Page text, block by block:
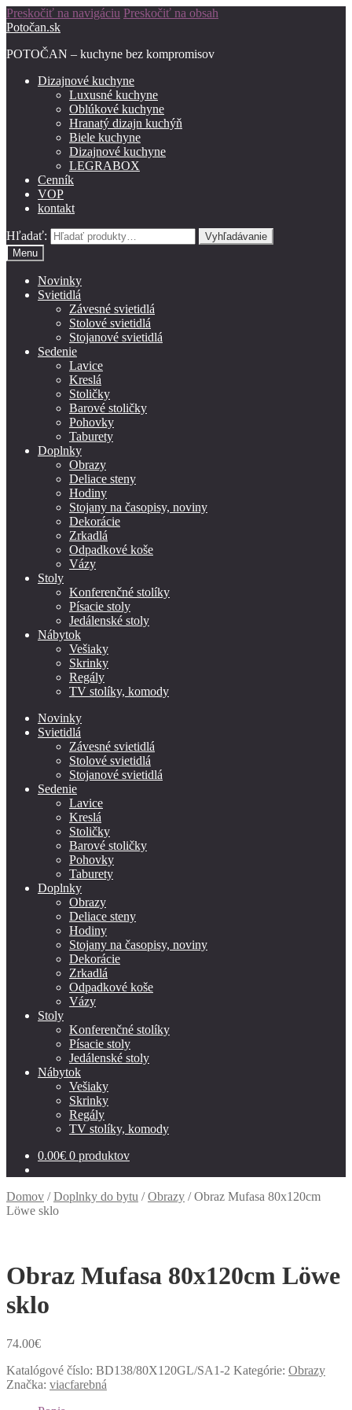
Preskočiť na navigáciu Preskočiť na obsah
Potočan.sk
POTOČAN – kuchyne bez kompromisov
Dizajnové kuchyne
Luxusné kuchyne
Oblúkové kuchyne
Hranatý dizajn kuchýň
Biele kuchyne
Dizajnové kuchyne
LEGRABOX
Cenník
VOP
kontakt
Hľadať:
Vyhľadávanie
Menu
Novinky
Svietidlá
Závesné svietidlá
Stolové svietidlá
Stojanové svietidlá
Sedenie
Lavice
Kreslá
Stoličky
Barové stoličky
Pohovky
Taburety
Doplnky
Obrazy
Deliace steny
Hodiny
Stojany na časopisy, noviny
Dekorácie
Zrkadlá
Odpadkové koše
Vázy
Stoly
Konferenčné stolíky
Písacie stoly
Jedálenské stoly
Nábytok
Vešiaky
Skrinky
Regály
TV stolíky, komody
Novinky
Svietidlá
Závesné svietidlá
Stolové svietidlá
Stojanové svietidlá
Sedenie
Lavice
Kreslá
Stoličky
Barové stoličky
Pohovky
Taburety
Doplnky
Obrazy
Deliace steny
Hodiny
Stojany na časopisy, noviny
Dekorácie
Zrkadlá
Odpadkové koše
Vázy
Stoly
Konferenčné stolíky
Písacie stoly
Jedálenské stoly
Nábytok
Vešiaky
Skrinky
Regály
TV stolíky, komody
0.00€ 0 produktov
Domov /Doplnky do bytu /Obrazy /Obraz Mufasa 80x120cm
Löwe sklo
Obraz Mufasa 80x120cm Löwe
sklo
74.00€
Katalógové číslo: BD138/80X120GL/SA1-2 Kategórie: Obrazy
Značka: viacfarebná